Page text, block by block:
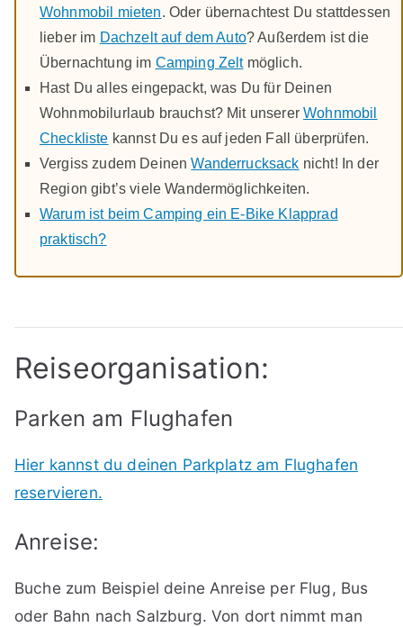
Wohnmobil mieten. Oder übernachtest Du stattdessen
lieber im Dachzelt auf dem Auto? Außerdem ist die
Übernachtung im Camping Zeltmöglich.
Hast Du alles eingepackt, was Du für Deinen
Wohnmobilurlaub brauchst? Mit unsererWohnmobil
Checkliste kannst Du es auf jeden Fall überprüfen.
Vergiss zudem DeinenWanderrucksack nicht! In der
Region gibt’s viele Wandermöglichkeiten.
Warum ist beim Camping ein E-Bike Klapprad
praktisch?
Reiseorganisation:
Parken am Flughafen
Hier kannst du deinen Parkplatz am Flughafen
reservieren.
Anreise:
Buche zum Beispiel deine Anreise per Flug, Bus
oder Bahn nach Salzburg. Von dort nimmt man